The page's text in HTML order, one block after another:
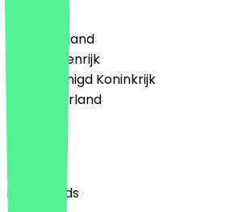
🇩🇪 Duitsland
🇦🇹 Oostenrijk
🇬🇧 Verenigd Koninkrijk
🇳🇱 Nederland
Nederlands